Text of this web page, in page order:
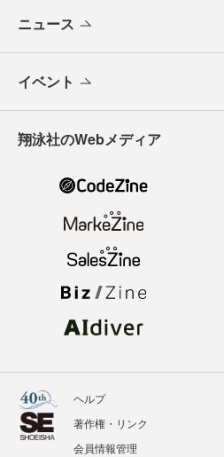
ニュース
イベント
翔泳社のWebメディア
ヘルプ
著作権・リンク
会員情報管理